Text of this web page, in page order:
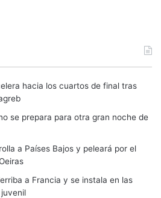
hacia los cuartos de final tras
se prepara para otra gran noche de
a Países Bajos y peleará por el
a Francia y se instala en las